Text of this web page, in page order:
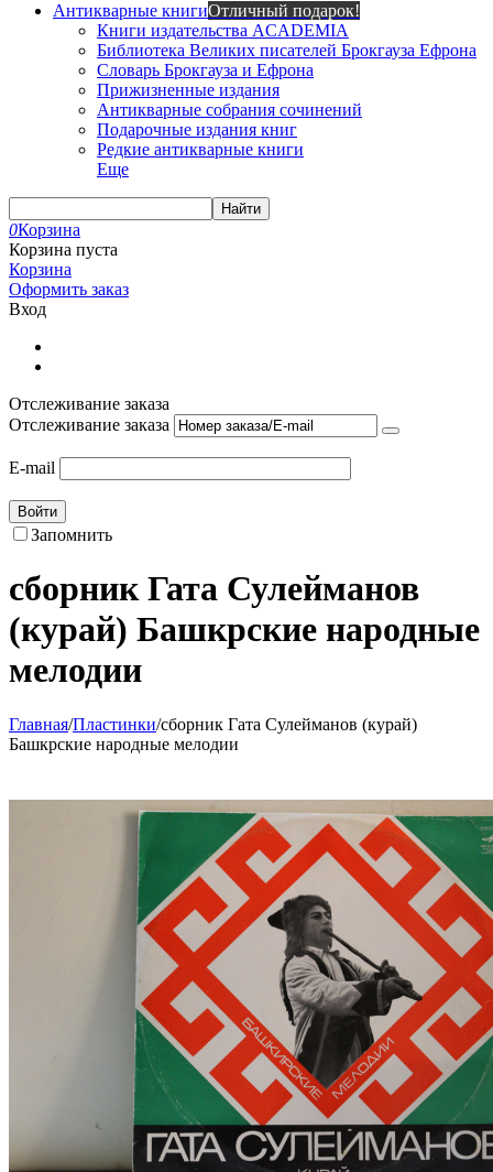
Антикварные книгиОтличный подарок!
Книги издательства ACADEMIA
Библиотека Великих писателей Брокгауза Ефрона
Словарь Брокгауза и Ефрона
Прижизненные издания
Антикварные собрания сочинений
Подарочные издания книг
Редкие антикварные книги
Еще
Найти
0Корзина
Корзина пуста
Корзина
Оформить заказ
Вход
Отслеживание заказа
Отслеживание заказа
E-mail
Войти
Запомнить
сборник Гата Сулейманов
(курай) Башкрские народные
мелодии
Главная/Пластинки/сборник Гата Сулейманов (курай)
Башкрские народные мелодии